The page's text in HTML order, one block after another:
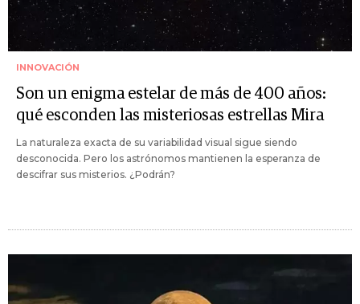
INNOVACIÓN
Son un enigma estelar de más de 400 años:
qué esconden las misteriosas estrellas Mira
La naturaleza exacta de su variabilidad visual sigue siendo
desconocida. Pero los astrónomos mantienen la esperanza de
descifrar sus misterios. ¿Podrán?